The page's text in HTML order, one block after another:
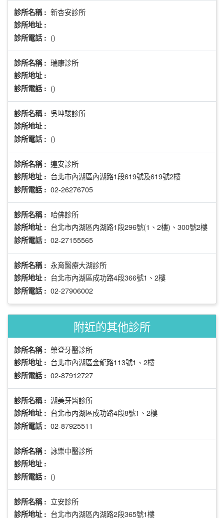
診所名稱 : 新杏安診所
診所地址 :
診所電話 : ()
診所名稱 : 瑞康診所
診所地址 :
診所電話 : ()
診所名稱 : 吳坤駿診所
診所地址 :
診所電話 : ()
診所名稱 : 連安診所
診所地址 : 台北市內湖區內湖路1段619號及619號2樓
診所電話 : 02-26276705
診所名稱 : 哈佛診所
診所地址 : 台北市內湖區內湖路1段296號(1、2樓)、300號2樓
診所電話 : 02-27155565
診所名稱 : 永育醫療大湖診所
診所地址 : 台北市內湖區成功路4段366號1、2樓
診所電話 : 02-27906002
附近的其他診所
診所名稱 : 榮登牙醫診所
診所地址 : 台北市內湖區金龍路113號1、2樓
診所電話 : 02-87912727
診所名稱 : 湖美牙醫診所
診所地址 : 台北市內湖區成功路4段8號1、2樓
診所電話 : 02-87925511
診所名稱 : 詠樂中醫診所
診所地址 :
診所電話 : ()
診所名稱 : 立安診所
診所地址 : 台北市內湖區內湖路2段365號1樓